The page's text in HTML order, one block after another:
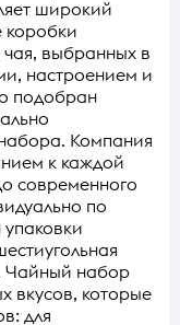
широкий
чая, выбранных в
настроением и
подобран
Компания
к каждой
современного
по
Чайный набор
вкусов, которые
для